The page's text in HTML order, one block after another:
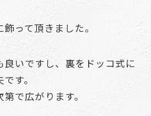
って頂きました。
良いですし、裏をドッコ式に
す。
で広がります。